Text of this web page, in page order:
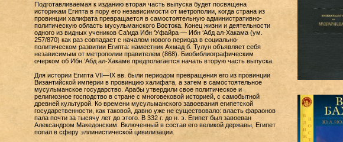
Подготавливаемая к изданию вторая часть выпуска будет посвящена
историкам Египта в пору его независимости от метрополии, когда страна из
провинции халифата превращается в самостоятельную административно-
политическую область мусульманского Востока. Конец жизни и деятельности
одного из видных учеников Са‘ида Ибн ‘Уфайра — Ибн ‘Абд ал-Хакама (ум.
257/870) как раз совпадает с началом нового периода в социально-
политическом развитии Египта: наместник Ахмад б. Тулун объявляет себя
независимым от метрополии правителем (868). Биобиблиографическим
очерком об Ибн ‘Абд ал-Хакаме предполагается начать вторую часть выпуска.
Для истории Египта VII—IX вв. были периодом превращения его из провинции
Византийской империи в провинцию халифата, а затем в самостоятельное
мусульманское государство. Арабы утвердили свое политическое и
религиозное господство в стране с многовековой историей, с самобытной
древней культурой. Ко времени мусульманского завоевания египетской
государственности, как таковой, давно уже не существовало: власть фараонов
пала почти за тысячу лет до этого. В 332 г. до н. э. Египет был завоеван
Александром Македонским. Включенный в состав его великой державы, Египет
попал в сферу эллинистической цивилизации.